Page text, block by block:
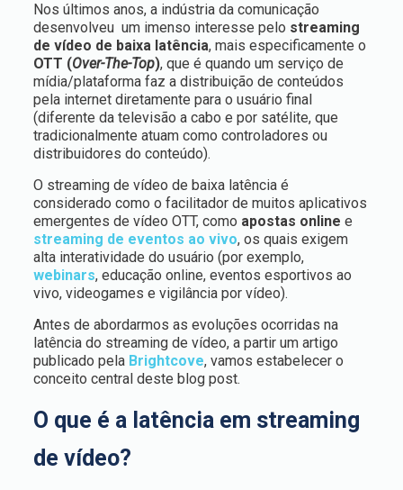
Nos últimos anos, a indústria da comunicação
desenvolveu um imenso interesse pelo streaming
de vídeo de baixa latência, mais especificamente o
OTT (Over-The-Top), que é quando um serviço de
mídia/plataforma faz a distribuição de conteúdos
pela internet diretamente para o usuário final
(diferente da televisão a cabo e por satélite, que
tradicionalmente atuam como controladores ou
distribuidores do conteúdo).
O streaming de vídeo de baixa latência é
considerado como o facilitador de muitos aplicativos
emergentes de vídeo OTT, como apostas online e
streaming de eventos ao vivo, os quais exigem
alta interatividade do usuário (por exemplo,
webinars, educação online, eventos esportivos ao
vivo, videogames e vigilância por vídeo).
Antes de abordarmos as evoluções ocorridas na
latência do streaming de vídeo, a partir um artigo
publicado pela Brightcove, vamos estabelecer o
conceito central deste blog post.
O que é a latência em streaming
de vídeo?